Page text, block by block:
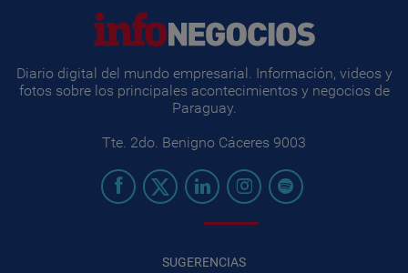
Diario digital del mundo empresarial. Información, videos y
fotos sobre los principales acontecimientos y negocios de
Paraguay.
Tte. 2do. Benigno Cáceres 9003
SUGERENCIAS